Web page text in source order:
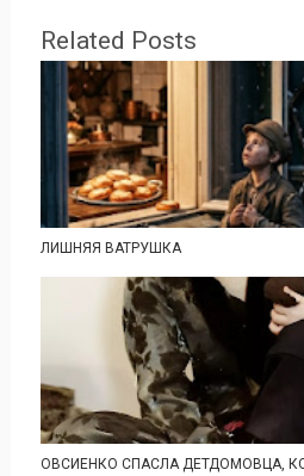
Related Posts
ЛИШНЯЯ ВАТРУШКА
ОВСИЕНКО СПАСЛА ДЕТДОМОВЦА,